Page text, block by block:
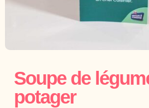
Soupe de
potager